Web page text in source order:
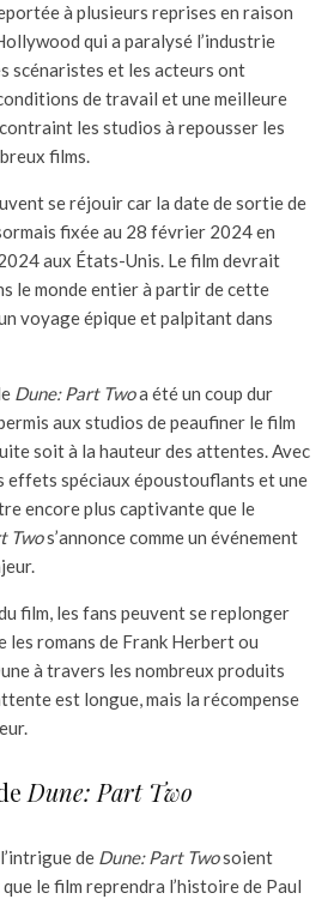
à plusieurs reprises en raison
qui a paralysé l’industrie
scénaristes et les acteurs ont
de travail et une meilleure
les studios à repousser les
films.
se réjouir car la date de sortie de
fixée au 28 février 2024 en
aux États-Unis. Le film devrait
le monde entier à partir de cette
voyage épique et palpitant dans
Dune: Part Twoa été un coup dur
aux studios de peaufiner le film
soit à la hauteur des attentes. Avec
effets spéciaux époustouflants et une
encore plus captivante que le
Twos’annonce comme un événement
film, les fans peuvent se replonger
les romans de Frank Herbert ou
à travers les nombreux produits
est longue, mais la récompense
Dune: Part Two
de Dune: Part Twosoient
le film reprendra l’histoire de Paul